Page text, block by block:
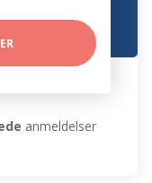
anmeldelser